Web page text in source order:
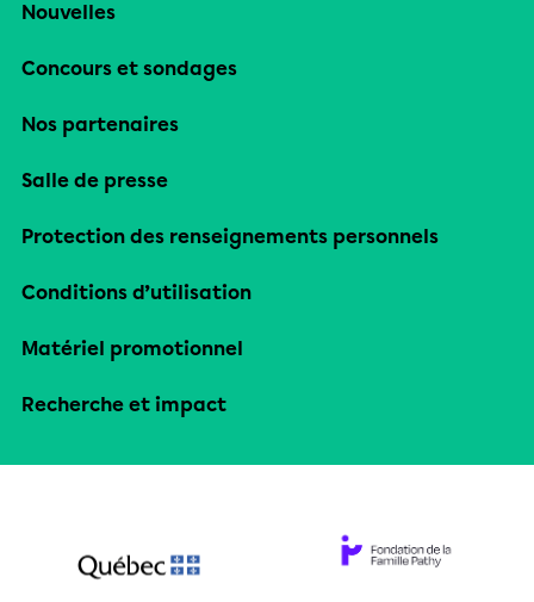
Nouvelles
Concours et sondages
Nos partenaires
Salle de presse
Protection des renseignements personnels
Conditions d’utilisation
Matériel promotionnel
Recherche et impact